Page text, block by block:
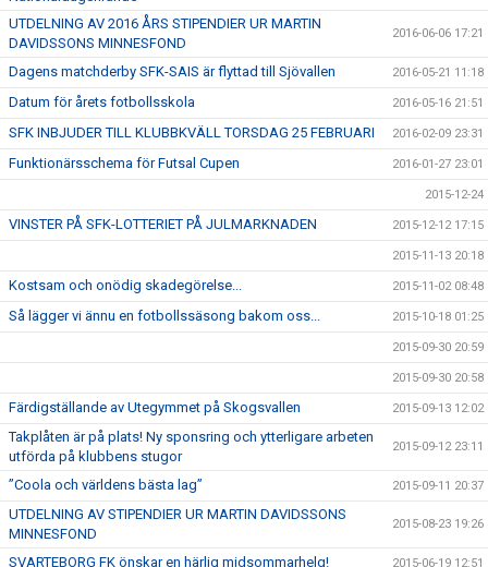
UTDELNING AV 2016 ÅRS STIPENDIER UR MARTIN
DAVIDSSONS MINNESFOND
2016-06-06 17:21
Dagens matchderby SFK-SAIS är flyttad till Sjövallen 2016-05-21 11:18
Datum för årets fotbollsskola 2016-05-16 21:51
SFK INBJUDER TILL KLUBBKVÄLL TORSDAG 25 FEBRUARI 2016-02-09 23:31
Funktionärsschema för Futsal Cupen 2016-01-27 23:01
2015-12-24
VINSTER PÅ SFK-LOTTERIET PÅ JULMARKNADEN 2015-12-12 17:15
2015-11-13 20:18
Kostsam och onödig skadegörelse... 2015-11-02 08:48
Så lägger vi ännu en fotbollssäsong bakom oss... 2015-10-18 01:25
2015-09-30 20:59
2015-09-30 20:58
Färdigställande av Utegymmet på Skogsvallen 2015-09-13 12:02
Takplåten är på plats! Ny sponsring och ytterligare arbeten
utförda på klubbens stugor
2015-09-12 23:11
”Coola och världens bästa lag” 2015-09-11 20:37
UTDELNING AV STIPENDIER UR MARTIN DAVIDSSONS
MINNESFOND
2015-08-23 19:26
SVARTEBORG FK önskar en härlig midsommarhelg! 2015-06-19 12:51